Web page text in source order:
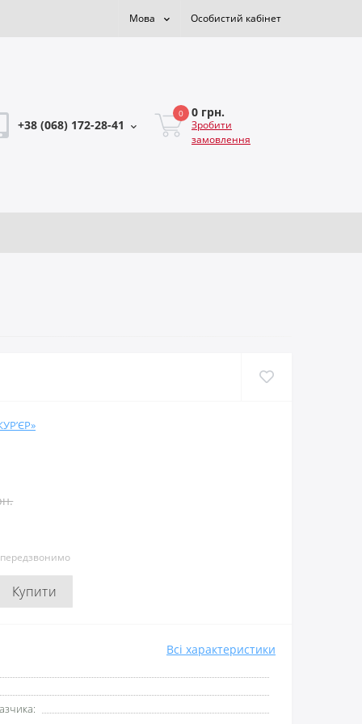
Мова Особистий кабінет
+38 (068) 172-28-41
0 0 грн.
Зробити
замовлення
Купити
Всі характеристики